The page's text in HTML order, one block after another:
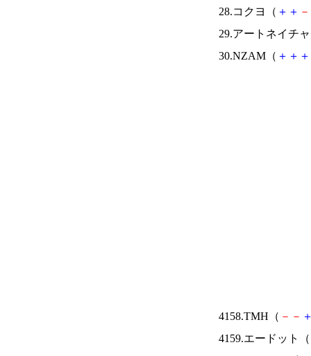
28.コクヨ（ ＋ ＋ －
29.アートネイチ
30.NZAM（ ＋ ＋ ＋
4158.TMH（ － －
4159.エードット（